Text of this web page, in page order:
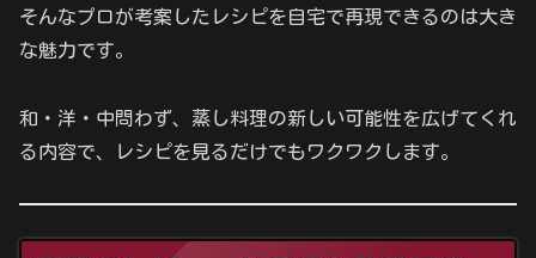
そんなプロが考案したレシピを自宅で再現できるのは大き
な魅力です。
和・洋・中問わず、蒸し料理の新しい可能性を広げてくれ
る内容で、レシピを見るだけでもワクワクします。